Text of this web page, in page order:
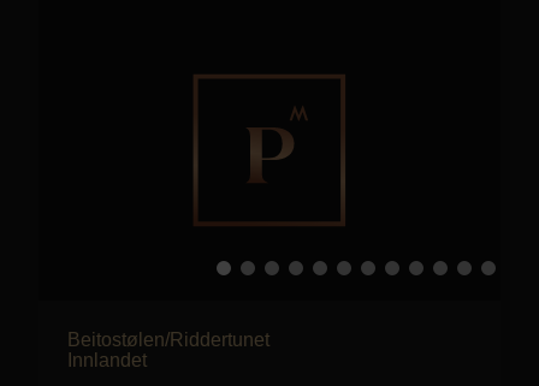
Beitostølen/Riddertunet
Innlandet